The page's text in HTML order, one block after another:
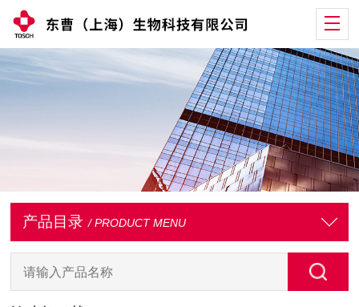
产品目录 / PRODUCT MENU